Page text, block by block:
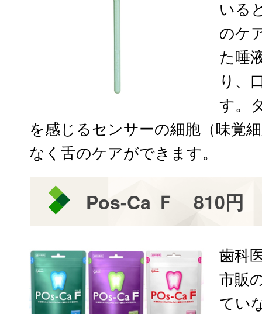
いる
のケ
た唾
り、
す。
を感じるセンサーの細胞（味覚
なく舌のケアができます。
Pos-Ca Ｆ 810円
歯科
市販
てい